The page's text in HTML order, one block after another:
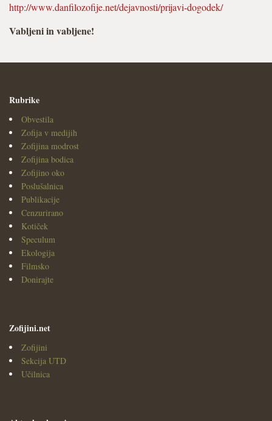
http://www.danfilozofije.net/dejavnosti/prijavi-dogodek/
Vabljeni in vabljene!
Rubrike
Obvestila
Zofija v medijih
Zofijina modrost
Zofijina bodica
Zofijino oko
Poslušalnica
Publikacije
Cenzurirano
Kotiček
Speculum
Ekologija
Filmsko
Donirajte
Zofijini.net
Zofijini
Sekcija UTD
Učilnica